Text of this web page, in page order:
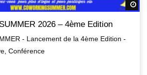
2026 – 4ème Edition
- Lancement de la 4ème Edition -
Conférence